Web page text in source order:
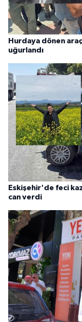
Hurdaya dönen
uğurlandı
Eskişehir'de feci
can verdi